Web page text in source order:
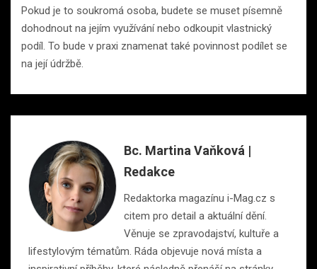
Pokud je to soukromá osoba, budete se muset písemně
dohodnout na jejím využívání nebo odkoupit vlastnický
podíl. To bude v praxi znamenat také povinnost podílet se
na její údržbě.
Bc. Martina Vaňková |
Redakce
Redaktorka magazínu i-Mag.cz s
citem pro detail a aktuální dění.
Věnuje se zpravodajství, kultuře a
lifestylovým tématům. Ráda objevuje nová místa a